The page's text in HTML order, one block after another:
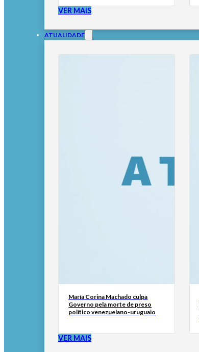
VER MAIS
ATUALIDADE
María Corina Machado culpa
Governo pela morte de preso
político venezuelano-uruguaio
VER MAIS